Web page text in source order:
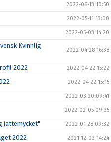
2022-06-13 10:50
2022-05-11 13:00
2022-05-03 14:20
Kvinnlig
2022-04-28 16:38
2022 2022-04-22 15:22
2022-04-22 15:15
2022-03-20 09:41
2022-02-05 09:35
jättemycket" 2022-01-28 09:32
2022 2021-12-03 14:24